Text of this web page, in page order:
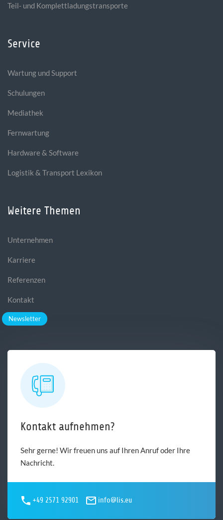
Teil- und Komplettladungstransporte
Service
Wartung und Support
Schulungen
Mediathek
Fernwartung
Hardware & Software
Logistik & Transport Lexikon
Weitere Themen
Unternehmen
Karriere
Referenzen
Kontakt
Newsletter
Kontakt aufnehmen?
Sehr gerne! Wir freuen uns auf Ihren Anruf oder Ihre
Nachricht.
+49 2571 92901 info@lis.eu